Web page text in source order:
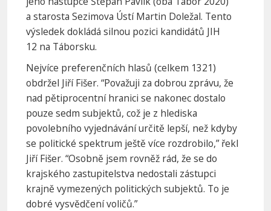
a starosta Sezimova Ústí Martin Doležal. Tento
výsledek dokládá silnou pozici kandidátů JIH
12 na Táborsku.
Nejvíce preferenčních hlasů (celkem 1321)
obdržel Jiří Fišer. “Považuji za dobrou zprávu, že
nad pětiprocentní hranici se nakonec dostalo
pouze sedm subjektů, což je z hlediska
povolebního vyjednávání určitě lepší, než kdyby
se politické spektrum ještě více rozdrobilo,” řekl
Jiří Fišer. “Osobně jsem rovněž rád, že se do
krajského zastupitelstva nedostali zástupci
krajně vymezených politických subjektů. To je
dobré vysvědčení voličů.”